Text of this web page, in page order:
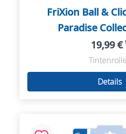
FriXion Ball &
Paradise
19,99 €
Details